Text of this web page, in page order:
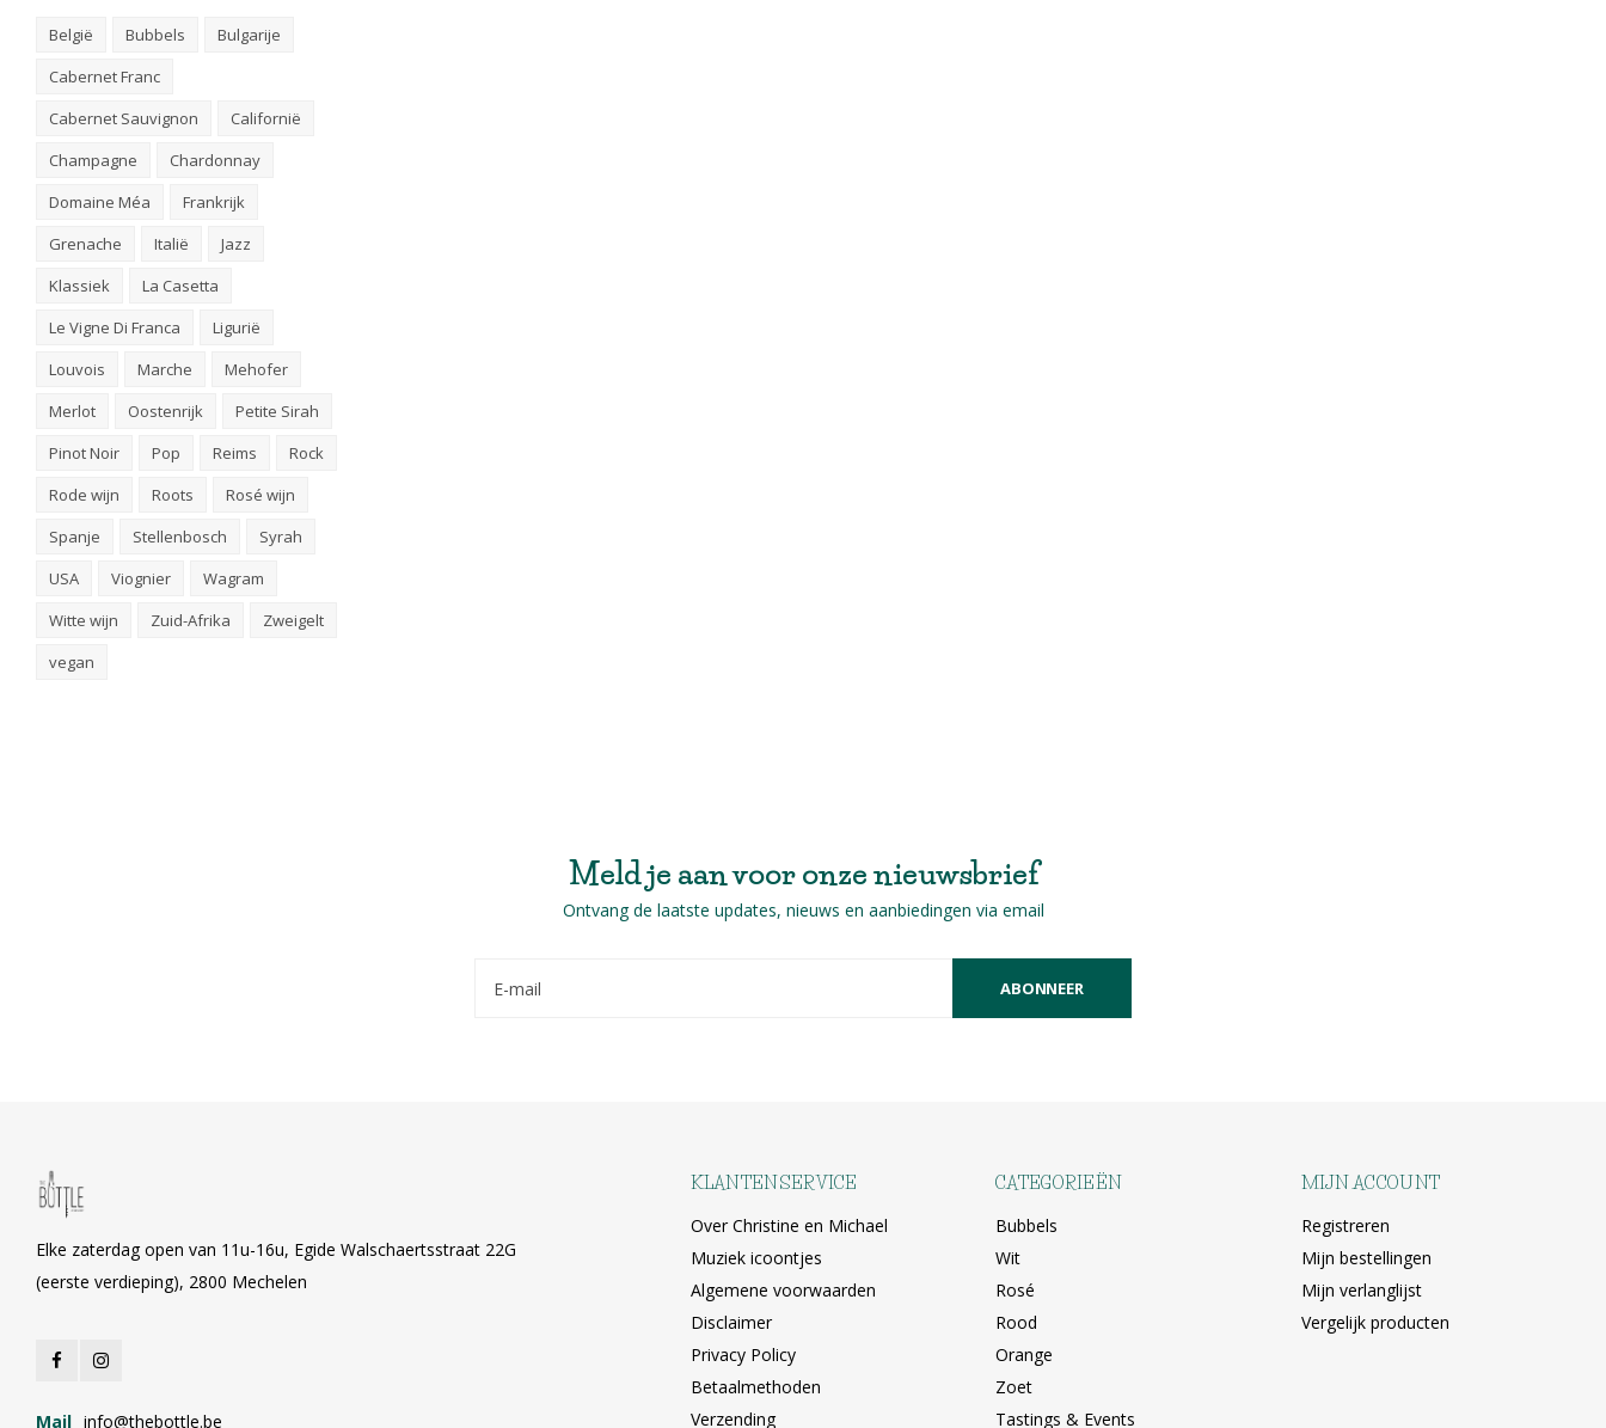
België Bubbels
Bulgarije
Cabernet Franc
Cabernet Sauvignon
Californië
Champagne
Chardonnay
Domaine Méa
Frankrijk
Grenache
Italië
Jazz
Klassiek
La Casetta
Le Vigne Di Franca
Ligurië
Louvois
Marche
Mehofer
Merlot
Oostenrijk
Petite Sirah
Pinot Noir
Pop Reims
Rock
Rode wijn
Roots
Rosé wijn
Spanje
Stellenbosch
Syrah
USA
Viognier
Wagram
Witte wijn
Zuid-Afrika
Zweigelt
vegan
Meld je aan voor onze nieuwsbrief
Ontvang de laatste updates, nieuws en aanbiedingen via email
ABONNEER
Elke zaterdag open van 11u-16u, Egide Walschaertsstraat 22G
(eerste verdieping), 2800 Mechelen
Mail info@thebottle.be
KLANTENSERVICE
Over Christine en Michael
Muziek icoontjes
Algemene voorwaarden
Disclaimer
Privacy Policy
Betaalmethoden
Verzending
CATEGORIEËN
Bubbels
Wit
Rosé
Rood
Orange
Zoet
Tastings & Events
MIJN ACCOUNT
Registreren
Mijn bestellingen
Mijn verlanglijst
Vergelijk producten